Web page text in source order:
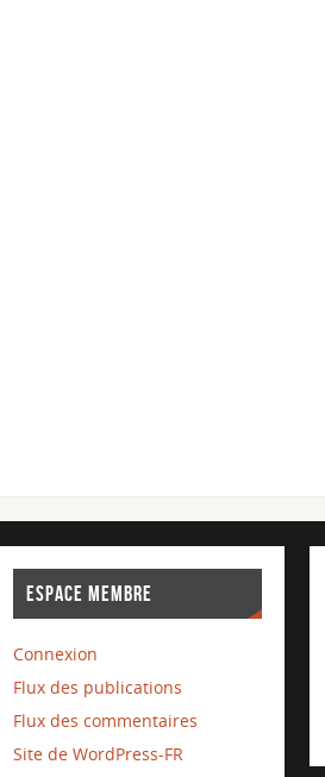
ESPACE MEMBRE
Connexion
Flux des publications
Flux des commentaires
Site de WordPress-FR